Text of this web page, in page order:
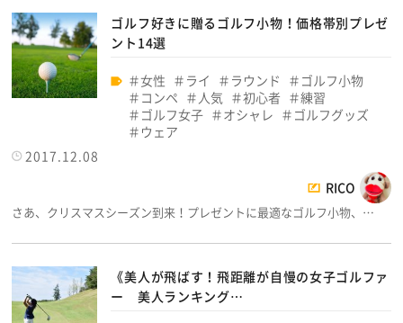
ゴルフ好きに贈るゴルフ小物！価格帯別プレゼ
ント14選
女性 ライ ラウンド
ゴルフ小物
コンペ
人気 初心者
練習
ゴルフ女子
オシャレ
ゴルフグッズ
ウェア
2017.12.08
RICO
さあ、クリスマスシーズン到来！プレゼントに最適なゴルフ小物、…
《美人が飛ばす！飛距離が自慢の女子ゴルファ
ー 美人ランキング…